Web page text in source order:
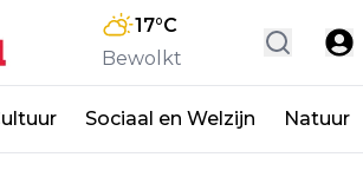
17°C
Bewolkt
Sociaal en Welzijn Natuur